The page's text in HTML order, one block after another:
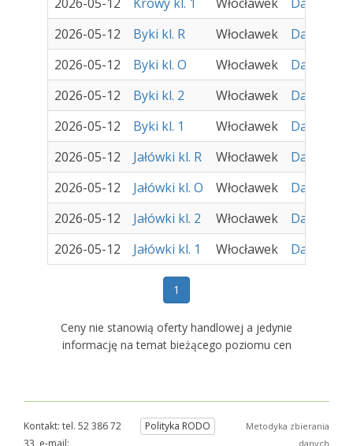
2026-05-12
Byki kl. R Włocławek
Damir -
2026-05-12
Byki kl. O Włocławek
Damir -
2026-05-12
Byki kl. 2 Włocławek
Damir -
2026-05-12
Byki kl. 1 Włocławek
Damir -
2026-05-12
Jałówki kl. R Włocławek
Damir -
2026-05-12
Jałówki kl. O Włocławek
Damir -
2026-05-12
Jałówki kl. 2 Włocławek
Damir -
2026-05-12
Jałówki kl. 1 Włocławek Damir -
1
Ceny nie stanowią oferty handlowej a jedynie
informację na temat bieżącego poziomu cen
Kontakt: tel. 52 386 72
33, e-mail:
Polityka RODO
Metodyka zbierania
danych